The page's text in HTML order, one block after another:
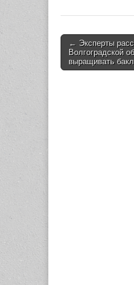
Post
← Эксперты
Волгоградской
выращивать